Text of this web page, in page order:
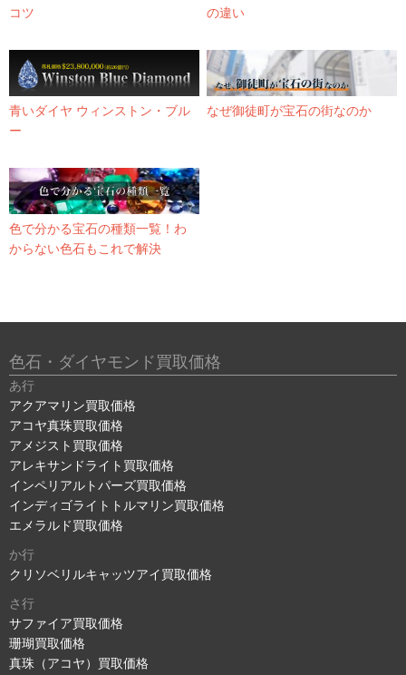
コツ
の違い
青いダイヤ ウィンストン・ブル
ー
なぜ御徒町が宝石の街なのか
色で分かる宝石の種類一覧！わ
からない色石もこれで解決
色石・ダイヤモンド買取価格
あ行
アクアマリン買取価格
アコヤ真珠買取価格
アメジスト買取価格
アレキサンドライト買取価格
インペリアルトパーズ買取価格
インディゴライトトルマリン買取価格
エメラルド買取価格
か行
クリソベリルキャッツアイ買取価格
さ行
サファイア買取価格
珊瑚買取価格
真珠（アコヤ）買取価格